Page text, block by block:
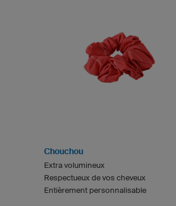
Chouchou
Extra volumineux
Respectueux de vos cheveux
Entièrement personnalisable